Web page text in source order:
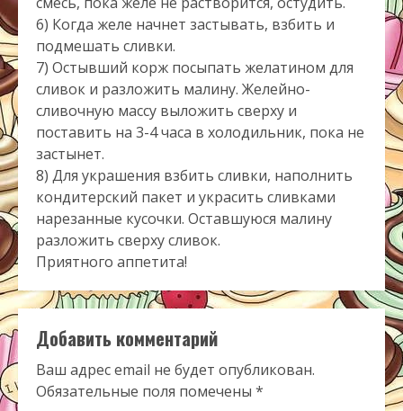
6) Когда желе начнет застывать, взбить и
подмешать сливки.
7) Остывший корж посыпать желатином для
сливок и разложить малину. Желейно-
сливочную массу выложить сверху и
поставить на 3-4 часа в холодильник, пока не
застынет.
8) Для украшения взбить сливки, наполнить
кондитерский пакет и украсить сливками
нарезанные кусочки. Оставшуюся малину
разложить сверху сливок.
Приятного аппетита!
Добавить комментарий
Ваш адрес email не будет опубликован.
Обязательные поля помечены *